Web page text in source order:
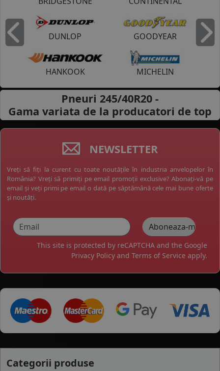
DUNLOP GOODYEAR
HANKOOK MICHELIN
Inapoi
Pneuri 245/40R20 -
Gama variata de la producatori de top
NEWSLETTER
Vreți să fiți la curent cu toate noutățile în industria anvelopelor în
România? Vreți să primiți pe email promoții exclusive? Abonați-vă pe
email și veți primi pe email o dată pe săptămână cele mai bune oferte
și noutăți.
This site is protected by reCAPTCHA and the Google
Privacy Policy and Terms of Service apply.
Categorii produse